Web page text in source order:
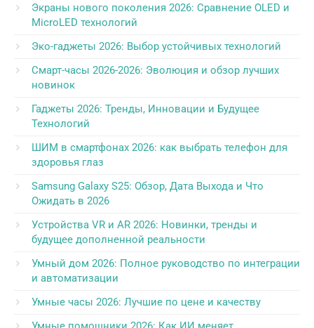
Экраны нового поколения 2026: Сравнение OLED и
MicroLED технологий
Эко-гаджеты 2026: Выбор устойчивых технологий
Смарт-часы 2026-2026: Эволюция и обзор лучших
новинок
Гаджеты 2026: Тренды, Инновации и Будущее
Технологий
ШИМ в смартфонах 2026: как выбрать телефон для
здоровья глаз
Samsung Galaxy S25: Обзор, Дата Выхода и Что
Ожидать в 2026
Устройства VR и AR 2026: Новинки, тренды и
будущее дополненной реальности
Умный дом 2026: Полное руководство по интеграции
и автоматизации
Умные часы 2026: Лучшие по цене и качеству